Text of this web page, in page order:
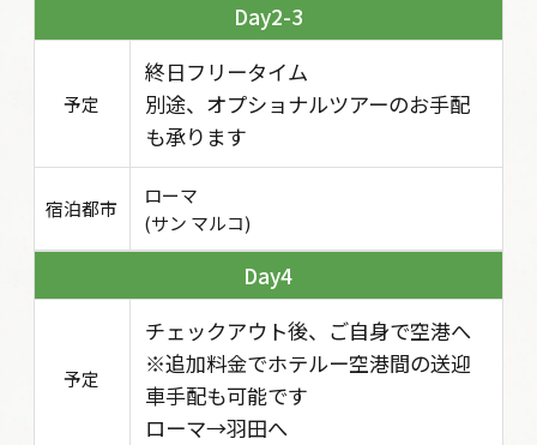
2-3
予定
終日フリータイム
別途、オプショナルツアーのお手配
も承ります
宿泊都市
ローマ
(サン マルコ)
4
予定
チェックアウト後、ご自身で空港へ
※追加料金でホテルー空港間の送迎
車手配も可能です
ローマ→羽田へ